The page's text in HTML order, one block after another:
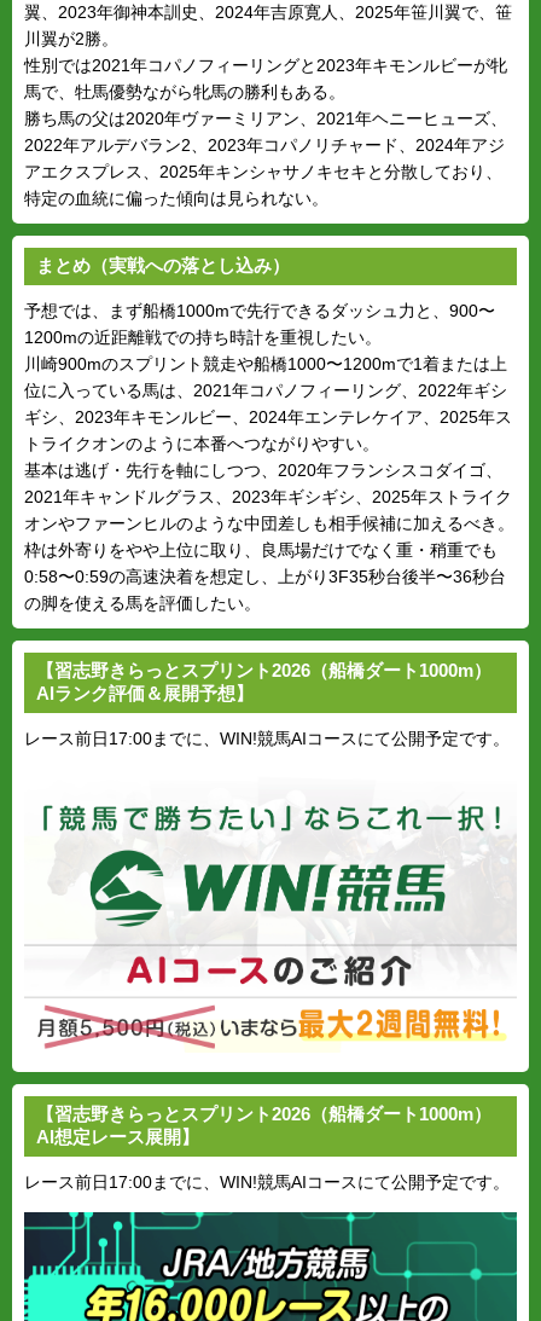
翼、2023年御神本訓史、2024年吉原寛人、2025年笹川翼で、笹
川翼が2勝。
性別では2021年コパノフィーリングと2023年キモンルビーが牝
馬で、牡馬優勢ながら牝馬の勝利もある。
勝ち馬の父は2020年ヴァーミリアン、2021年ヘニーヒューズ、
2022年アルデバラン2、2023年コパノリチャード、2024年アジ
アエクスプレス、2025年キンシャサノキセキと分散しており、
特定の血統に偏った傾向は見られない。
まとめ（実戦への落とし込み）
予想では、まず船橋1000mで先行できるダッシュ力と、900〜
1200mの近距離戦での持ち時計を重視したい。
川崎900mのスプリント競走や船橋1000〜1200mで1着または上
位に入っている馬は、2021年コパノフィーリング、2022年ギシ
ギシ、2023年キモンルビー、2024年エンテレケイア、2025年ス
トライクオンのように本番へつながりやすい。
基本は逃げ・先行を軸にしつつ、2020年フランシスコダイゴ、
2021年キャンドルグラス、2023年ギシギシ、2025年ストライク
オンやファーンヒルのような中団差しも相手候補に加えるべき。
枠は外寄りをやや上位に取り、良馬場だけでなく重・稍重でも
0:58〜0:59の高速決着を想定し、上がり3F35秒台後半〜36秒台
の脚を使える馬を評価したい。
【習志野きらっとスプリント2026（船橋ダート1000m）
AIランク評価＆展開予想】
レース前日17:00までに、WIN!競馬AIコースにて公開予定です。
【習志野きらっとスプリント2026（船橋ダート1000m）
AI想定レース展開】
レース前日17:00までに、WIN!競馬AIコースにて公開予定です。